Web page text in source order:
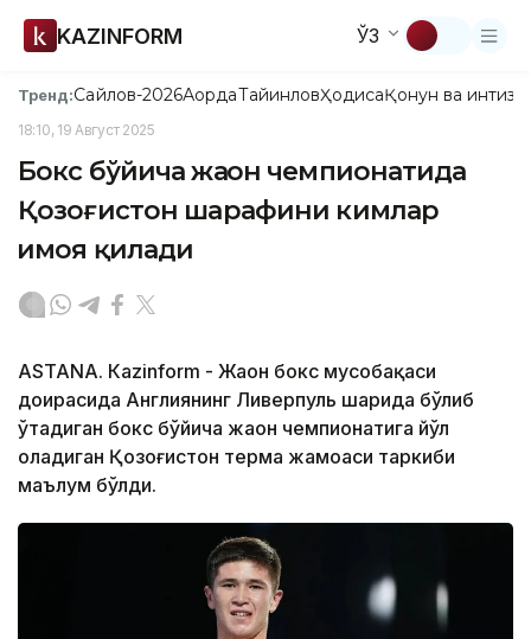
KAZINFORM ЎЗ
Тренд:Сайлов-2026АқордаТайинловҲодисаҚонун ва
18:10, 19 Август 2025
Бокс бўйича жаҳон чемпионатида
Қозоғистон шарафини кимлар
ҳимоя қилади
ASTANА. Кazinform - Жаҳон бокс мусобақаси
доирасида Англиянинг Ливерпуль шаҳрида бўлиб
ўтадиган бокс бўйича жаҳон чемпионатига йўл
оладиган Қозоғистон терма жамоаси таркиби
маълум бўлди.